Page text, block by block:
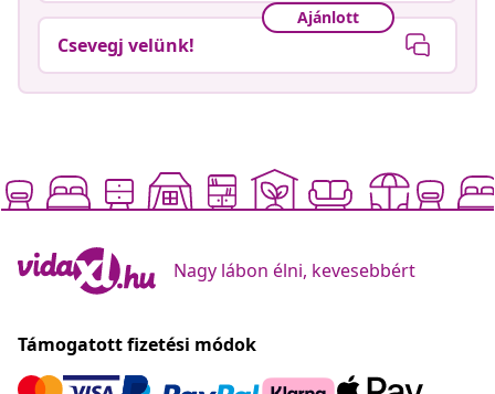
Ajánlott
Csevegj velünk!
Nagy lábon élni, kevesebbért
Támogatott fizetési módok